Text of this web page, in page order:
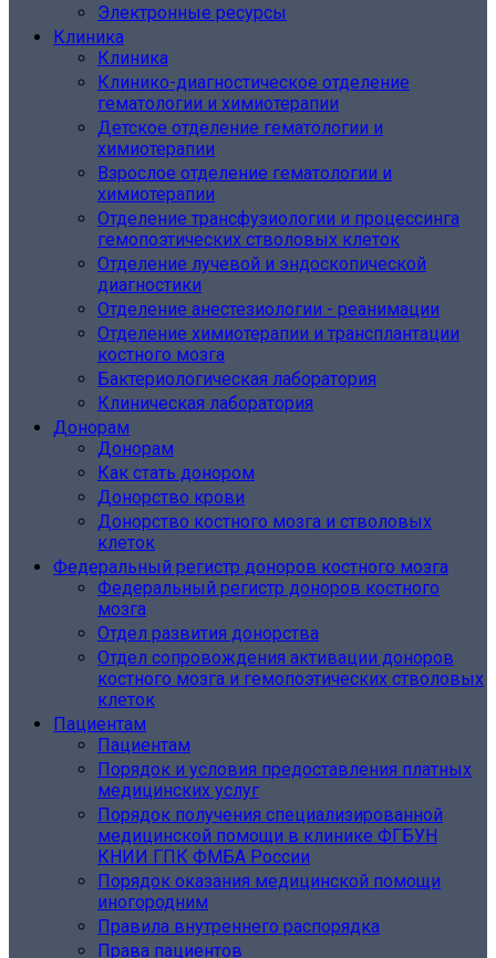
Электронные ресурсы
Клиника
Клиника
Клинико-диагностическое отделение
гематологии и химиотерапии
Детское отделение гематологии и
химиотерапии
Взрослое отделение гематологии и
химиотерапии
Отделение трансфузиологии и процессинга
гемопоэтических стволовых клеток
Отделение лучевой и эндоскопической
диагностики
Отделение анестезиологии - реанимации
Отделение химиотерапии и трансплантации
костного мозга
Бактериологическая лаборатория
Клиническая лаборатория
Донорам
Донорам
Как стать донором
Донорство крови
Донорство костного мозга и стволовых
клеток
Федеральный регистр доноров костного мозга
Федеральный регистр доноров костного
мозга
Отдел развития донорства
Отдел сопровождения активации доноров
костного мозга и гемопоэтических стволовых
клеток
Пациентам
Пациентам
Порядок и условия предоставления платных
медицинских услуг
Порядок получения специализированной
медицинской помощи в клинике ФГБУН
КНИИ ГПК ФМБА России
Порядок оказания медицинской помощи
иногородним
Правила внутреннего распорядка
Права пациентов